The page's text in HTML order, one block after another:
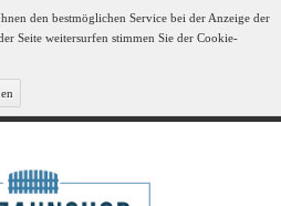
den bestmöglichen Service bei der Anzeige der
Seite weitersurfen stimmen Sie der Cookie-